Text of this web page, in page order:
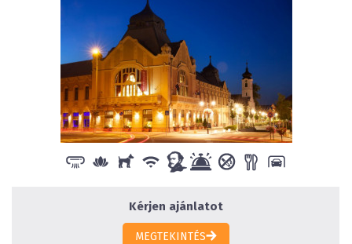
Kérjen ajánlatot
MEGTEKINTÉS